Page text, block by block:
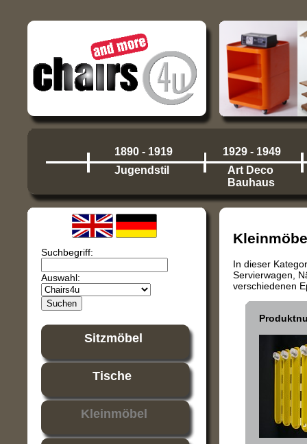
1890 - 1919
Jugendstil
1929 - 1949
Art Deco
Bauhaus
Suchbegriff:
Auswahl:
Sitzmöbel
Tische
Kleinmöbel
In dieser
Servierwagen,
verschiedenen